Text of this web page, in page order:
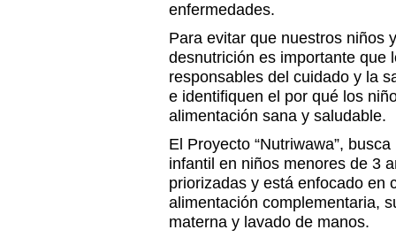
enfermedades.
Para evitar que nuestros niños
desnutrición es importante que
responsables del cuidado y la
e identifiquen el por qué los
alimentación sana y saludable.
El Proyecto “Nutriwawa”,
infantil en niños menores de 3
priorizadas y está enfocado en
alimentación complementaria,
materna y lavado de manos.